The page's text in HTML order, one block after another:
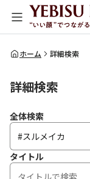
全体検索
ホーム 詳細検索
詳細検索
全体検索
タイトル